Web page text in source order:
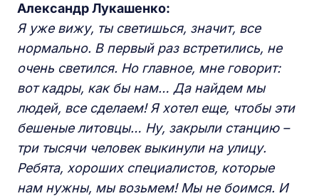
Александр Лукашенко:
Я уже вижу, ты светишься, значит, все
нормально. В первый раз встретились, не
очень светился. Но главное, мне говорит:
вот кадры, как бы нам… Да найдем мы
людей, все сделаем! Я хотел еще, чтобы эти
бешеные литовцы… Ну, закрыли станцию –
три тысячи человек выкинули на улицу.
Ребята, хороших специалистов, которые
нам нужны, мы возьмем! Мы не боимся. И